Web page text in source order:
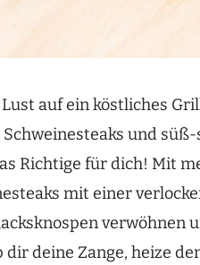
auf ein köstliches
und
Richtige für dich! Mit
mit einer
verwöhnen
dir deine Zange, heize